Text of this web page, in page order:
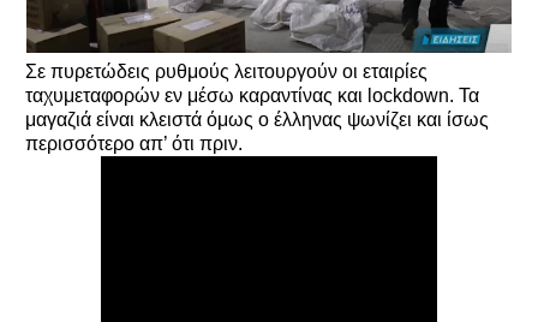
Σε πυρετώδεις ρυθμούς λειτουργούν οι εταιρίες
ταχυμεταφορών εν μέσω καραντίνας και lockdown. Τα
μαγαζιά είναι κλειστά όμως ο έλληνας ψωνίζει και ίσως
περισσότερο απ’ ότι πριν.